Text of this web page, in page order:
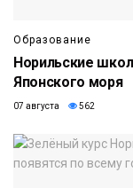
Образование
Норильские
Японского моря
07 августа 562